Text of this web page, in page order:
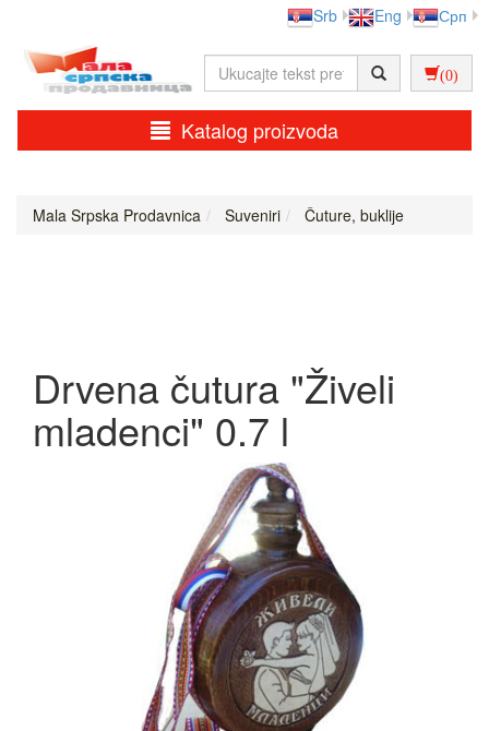
Srb Eng Срп
(0)
Katalog proizvoda
Mala Srpska Prodavnica Suveniri Čuture, buklije
Drvena čutura "Živeli
mladenci" 0.7 l